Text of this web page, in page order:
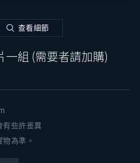
查看細節
一組 (需要者請加購)
有些許差異
為準。